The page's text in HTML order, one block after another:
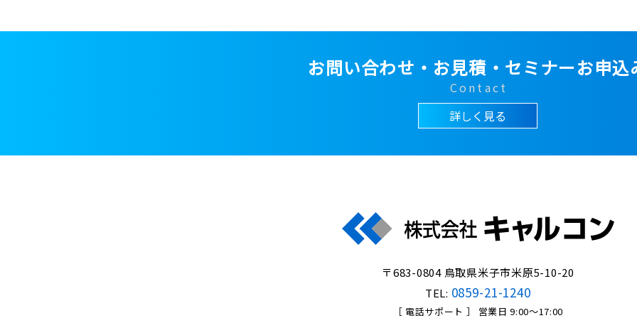
お問い合わせ・お見積・セミナーお申込
Contact
詳しく見る
〒683-0804 鳥取県米子市米原5-10-20
TEL: 0859-21-1240
［ 電話サポート ］ 営業日 9:00～17:00